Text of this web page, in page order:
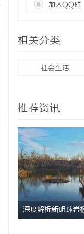
加入QQ群
相关分类
社会生活
推荐资讯
深度解析新明珠岩